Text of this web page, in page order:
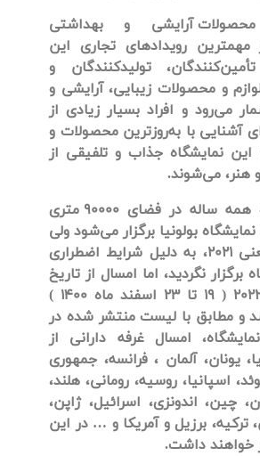
محصولات آرایشی و بهداشتی
مهمترین رویدادهای تجاری این
تولیدکنندگان و
و محصولات زیبایی، آرایشی و
می‌رود و افراد بسیار زیادی از
آشنایی با به‌روز‌ترین محصولات و
نمایشگاه جذاب و تلفیقی از
هنر، می‌شوند.
این نمایشگاه همه ساله در فضای 90000 متری
بولونیا برگزار می‌شود ولی
سال گذشته یعنی 2021، به دلیل شرایط اضطراری
برگزار نگردید، اما امسال از تاریخ
10 تا 14 مارچ 2022 ( 19 تا 23 اسفند ماه 1400 )
و مطابق با لیست منتشر شده در
امسال غرفه دارانی از
یونان، آلمان ، فرانسه، جمهوری
اسپانیا، روسیه، رومانی، هلند،
چین، اندونزی، اسرائیل، ژاپن،
ترکیه، برزیل و آمریکا و … در این
خواهند داشت.